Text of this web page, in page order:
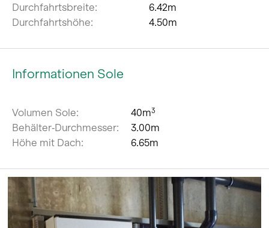
Durchfahrtsbreite:
6.42m
Durchfahrtshöhe:
4.50m
Informationen Sole
Volumen Sole: 40m3
Behälter‐Durchmesser:
3.00m
Höhe mit Dach:
6.65m